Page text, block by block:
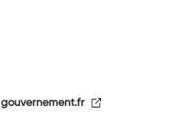
gouvernement.fr